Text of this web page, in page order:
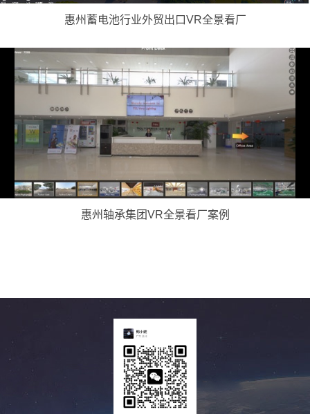
惠州蓄电池行业外贸出口VR全景看厂
惠州轴承集团VR全景看厂案例